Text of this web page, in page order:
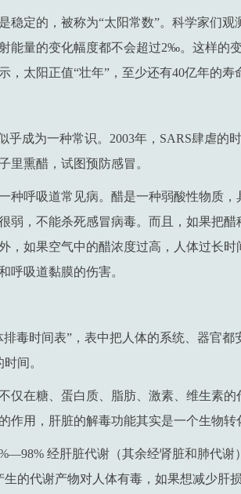
稳定的，被称为“太阳常数”。科学家们
能量的变化幅度都不会超过2‰。这样的
太阳正值“壮年”，至少还有40亿年的寿
乎成为一种常识。2003年，SARS肆虐的
里熏醋，试图预防感冒。
种呼吸道常见病。醋是一种弱酸性物质
弱，不能杀死感冒病毒。而且，如果把
，如果空气中的醋浓度过高，人体过长
呼吸道黏膜的伤害。
毒时间表”，表中把人体的系统、器官
间。
仅在糖、蛋白质、脂肪、激素、维生素
作用，肝脏的解毒功能其实是一个生物转
经肝脏代谢（其余经肾脏和肺代谢
的代谢产物对人体有毒，如果想减少肝